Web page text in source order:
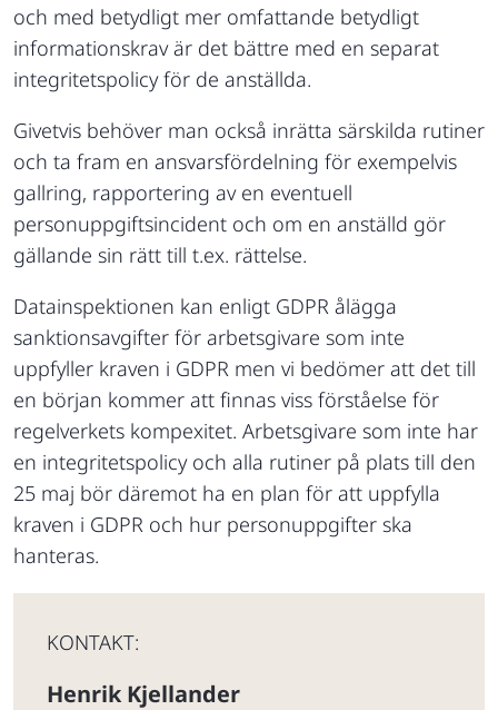
och med betydligt mer omfattande betydligt
informationskrav är det bättre med en separat
integritetspolicy för de anställda.
Givetvis behöver man också inrätta särskilda rutiner
och ta fram en ansvarsfördelning för exempelvis
gallring, rapportering av en eventuell
personuppgiftsincident och om en anställd gör
gällande sin rätt till t.ex. rättelse.
Datainspektionen kan enligt GDPR ålägga
sanktionsavgifter för arbetsgivare som inte
uppfyller kraven i GDPR men vi bedömer att det till
en början kommer att finnas viss förståelse för
regelverkets kompexitet. Arbetsgivare som inte har
en integritetspolicy och alla rutiner på plats till den
25 maj bör däremot ha en plan för att uppfylla
kraven i GDPR och hur personuppgifter ska
hanteras.
KONTAKT:
Henrik Kjellander